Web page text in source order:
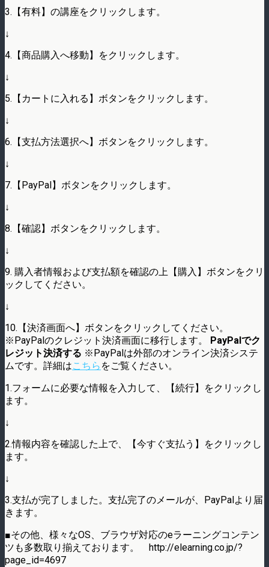
3.【有料】の講座をクリックします。
↓
4.【商品購入へ移動】をクリックします。
↓
5.【カートに入れる】ボタンをクリックします。
↓
6.【支払方法選択へ】ボタンをクリックします。
↓
7.【PayPal】ボタンをクリックします。
↓
8.【確認】ボタンをクリックします。
↓
9. 購入者情報および支払額を確認の上【購入】ボタンをクリ
ックしてください。
↓
10.【決済画面へ】ボタンをクリックしてください。
※PayPalのクレジット決済画面に移行します。
PayPalでク
レジット決済する ※PayPalは外部のオンライン決済システ
ムです。詳細はこちら をご覧ください。
1.フォームに必要な情報を入力して、【続行】をクリックし
ます。
↓
2.情報内容を確認した上で、【今すぐ支払う】をクリックし
ます。
↓
3.支払が完了しました。支払完了のメールが、PayPalより届
きます。
■その他、様々なOS、ブラウザ対応のeラーニングコンテン
ツも多数取り揃えております。 http://elearning.co.jp/?
page_id=4697